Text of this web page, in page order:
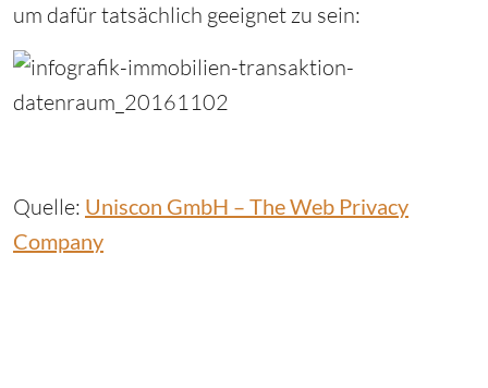
um dafür tatsächlich geeignet zu sein:
Quelle: Uniscon GmbH – The Web Privacy
Company